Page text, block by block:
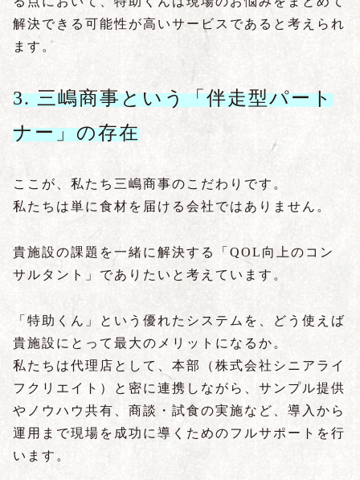
解決できる可能性が高いサービスであると考えられ
ます。
3. 三嶋商事という「伴走型パート
ナー」の存在
ここが、私たち三嶋商事のこだわりです。
私たちは単に食材を届ける会社ではありません。
貴施設の課題を一緒に解決する「QOL向上のコン
サルタント」でありたいと考えています。
「特助くん」という優れたシステムを、どう使えば
貴施設にとって最大のメリットになるか。
私たちは代理店として、本部（株式会社シニアライ
フクリエイト）と密に連携しながら、サンプル提供
やノウハウ共有、商談・試食の実施など、導入から
運用まで現場を成功に導くためのフルサポートを行
います。